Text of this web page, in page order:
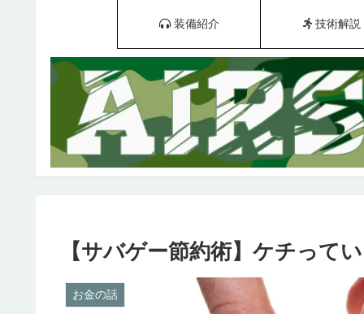
装備紹介 技術解説
【サバゲー節約術】ケチって
お金の話